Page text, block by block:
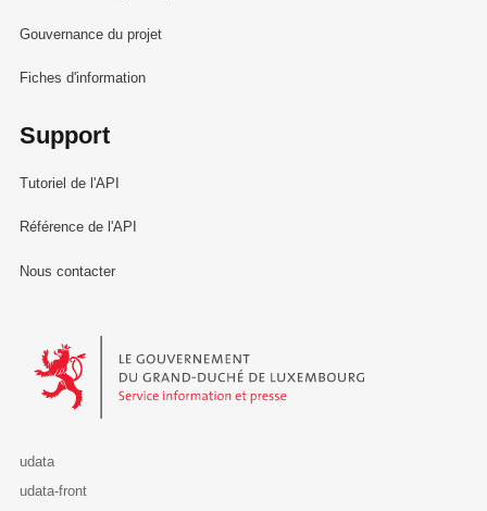
Gouvernance du projet
Fiches d'information
Support
Tutoriel de l'API
Référence de l'API
Nous contacter
Le Gouvernement du Grand-Duché de Luxembourg - Service
udata
udata-front